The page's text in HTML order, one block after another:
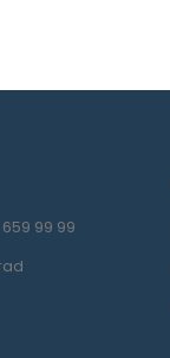
659 99 99